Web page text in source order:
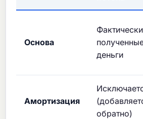
Основа
Фактически
деньги
Амортизация
обратно)